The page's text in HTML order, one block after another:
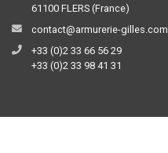
61100 FLERS (France)
contact@armurerie-gilles.com
+33 (0)2 33 66 56 29
+33 (0)2 33 98 41 31